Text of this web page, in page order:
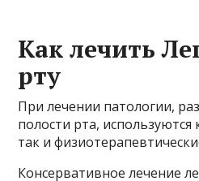
Как лечить
рту
При лечении патологии,
полости рта,
так и
Консервативное лечение